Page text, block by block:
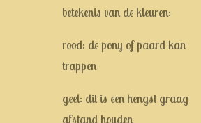
betekenis van de kleuren:
rood: de pony of paard kan
trappen
geel: dit is een hengst graag
afstand houden